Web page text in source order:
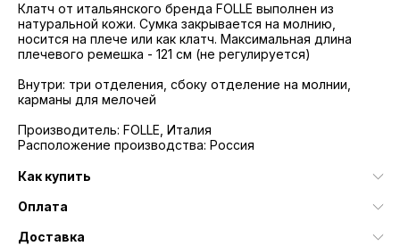
Клатч от итальянского бренда FOLLE выполнен из
натуральной кожи. Сумка закрывается на молнию,
носится на плече или как клатч. Максимальная длина
плечевого ремешка - 121 см (не регулируется)
Внутри: три отделения, сбоку отделение на молнии,
карманы для мелочей
Производитель: FOLLE, Италия
Расположение производства: Россия
Как купить
Оплата
Доставка